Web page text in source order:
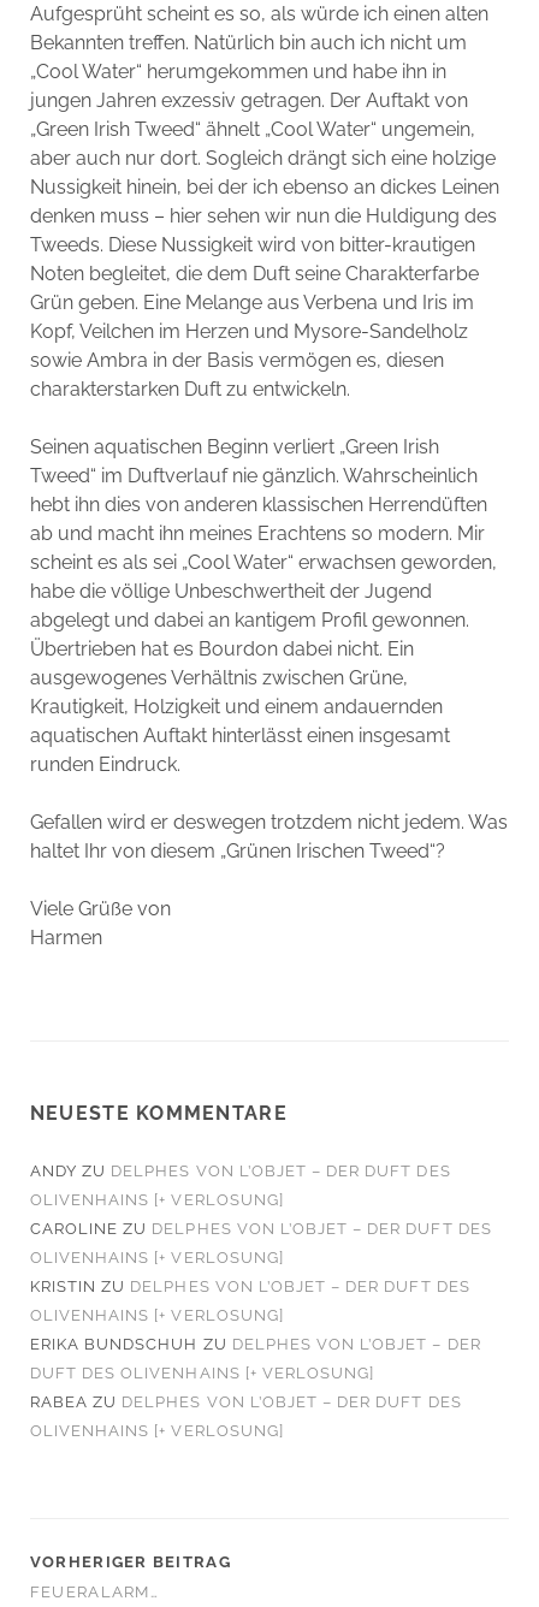
Aufgesprüht scheint es so, als würde ich einen alten
Bekannten treffen. Natürlich bin auch ich nicht um
„Cool Water“ herumgekommen und habe ihn in
jungen Jahren exzessiv getragen. Der Auftakt von
„Green Irish Tweed“ ähnelt „Cool Water“ ungemein,
aber auch nur dort. Sogleich drängt sich eine holzige
Nussigkeit hinein, bei der ich ebenso an dickes Leinen
denken muss – hier sehen wir nun die Huldigung des
Tweeds. Diese Nussigkeit wird von bitter-krautigen
Noten begleitet, die dem Duft seine Charakterfarbe
Grün geben. Eine Melange aus Verbena und Iris im
Kopf, Veilchen im Herzen und Mysore-Sandelholz
sowie Ambra in der Basis vermögen es, diesen
charakterstarken Duft zu entwickeln.
Seinen aquatischen Beginn verliert „Green Irish
Tweed“ im Duftverlauf nie gänzlich. Wahrscheinlich
hebt ihn dies von anderen klassischen Herrendüften
ab und macht ihn meines Erachtens so modern. Mir
scheint es als sei „Cool Water“ erwachsen geworden,
habe die völlige Unbeschwertheit der Jugend
abgelegt und dabei an kantigem Profil gewonnen.
Übertrieben hat es Bourdon dabei nicht. Ein
ausgewogenes Verhältnis zwischen Grüne,
Krautigkeit, Holzigkeit und einem andauernden
aquatischen Auftakt hinterlässt einen insgesamt
runden Eindruck.
Gefallen wird er deswegen trotzdem nicht jedem. Was
haltet Ihr von diesem „Grünen Irischen Tweed“?
Viele Grüße von
Harmen
NEUESTE KOMMENTARE
ANDY ZU DELPHES VON L’OBJET – DER DUFT DES
OLIVENHAINS [+ VERLOSUNG]
CAROLINE ZU DELPHES VON L’OBJET – DER DUFT DES
OLIVENHAINS [+ VERLOSUNG]
KRISTIN ZU DELPHES VON L’OBJET – DER DUFT DES
OLIVENHAINS [+ VERLOSUNG]
ERIKA BUNDSCHUH ZU DELPHES VON L’OBJET – DER
DUFT DES OLIVENHAINS [+ VERLOSUNG]
RABEA ZU DELPHES VON L’OBJET – DER DUFT DES
OLIVENHAINS [+ VERLOSUNG]
VORHERIGER BEITRAG
FEUERALARM…